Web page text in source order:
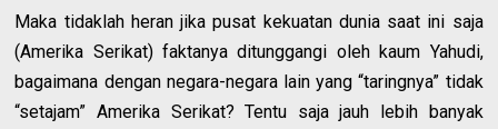
Maka tidaklah heran jika pusat kekuatan dunia saat ini saja
(Amerika Serikat) faktanya ditunggangi oleh kaum Yahudi,
bagaimana dengan negara-negara lain yang “taringnya” tidak
“setajam” Amerika Serikat? Tentu saja jauh lebih banyak